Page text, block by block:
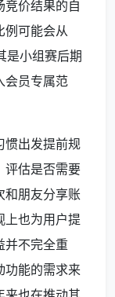
价结果的自
例可能会从
是小组赛后期
会员专属范
惯出发提前规
评估是否需要
和朋友分享账
上也为用户提
并不完全重
功能的需求来